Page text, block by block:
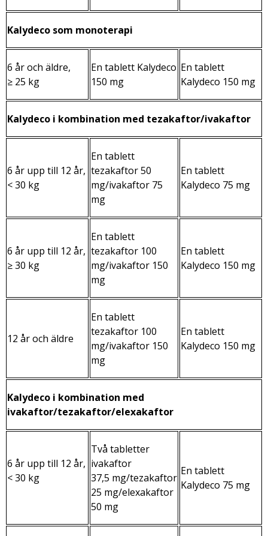
Kalydeco som monoterapi
6 år och äldre,
≥ 25 kg
En tablett Kalydeco
150 mg
En tablett
Kalydeco 150 mg
Kalydeco i kombination med tezakaftor/ivakaftor
6 år upp till 12 år,
< 30 kg
En tablett
tezakaftor 50
mg/ivakaftor 75
mg
En tablett
Kalydeco 75 mg
6 år upp till 12 år,
≥ 30 kg
En tablett
tezakaftor 100
mg/ivakaftor 150
mg
En tablett
Kalydeco 150 mg
12 år och äldre
En tablett
tezakaftor 100
mg/ivakaftor 150
mg
En tablett
Kalydeco 150 mg
Kalydeco i kombination med
ivakaftor/tezakaftor/elexakaftor
6 år upp till 12 år,
< 30 kg
Två tabletter
ivakaftor
37,5 mg/tezakaftor
25 mg/elexakaftor
50 mg
En tablett
Kalydeco 75 mg